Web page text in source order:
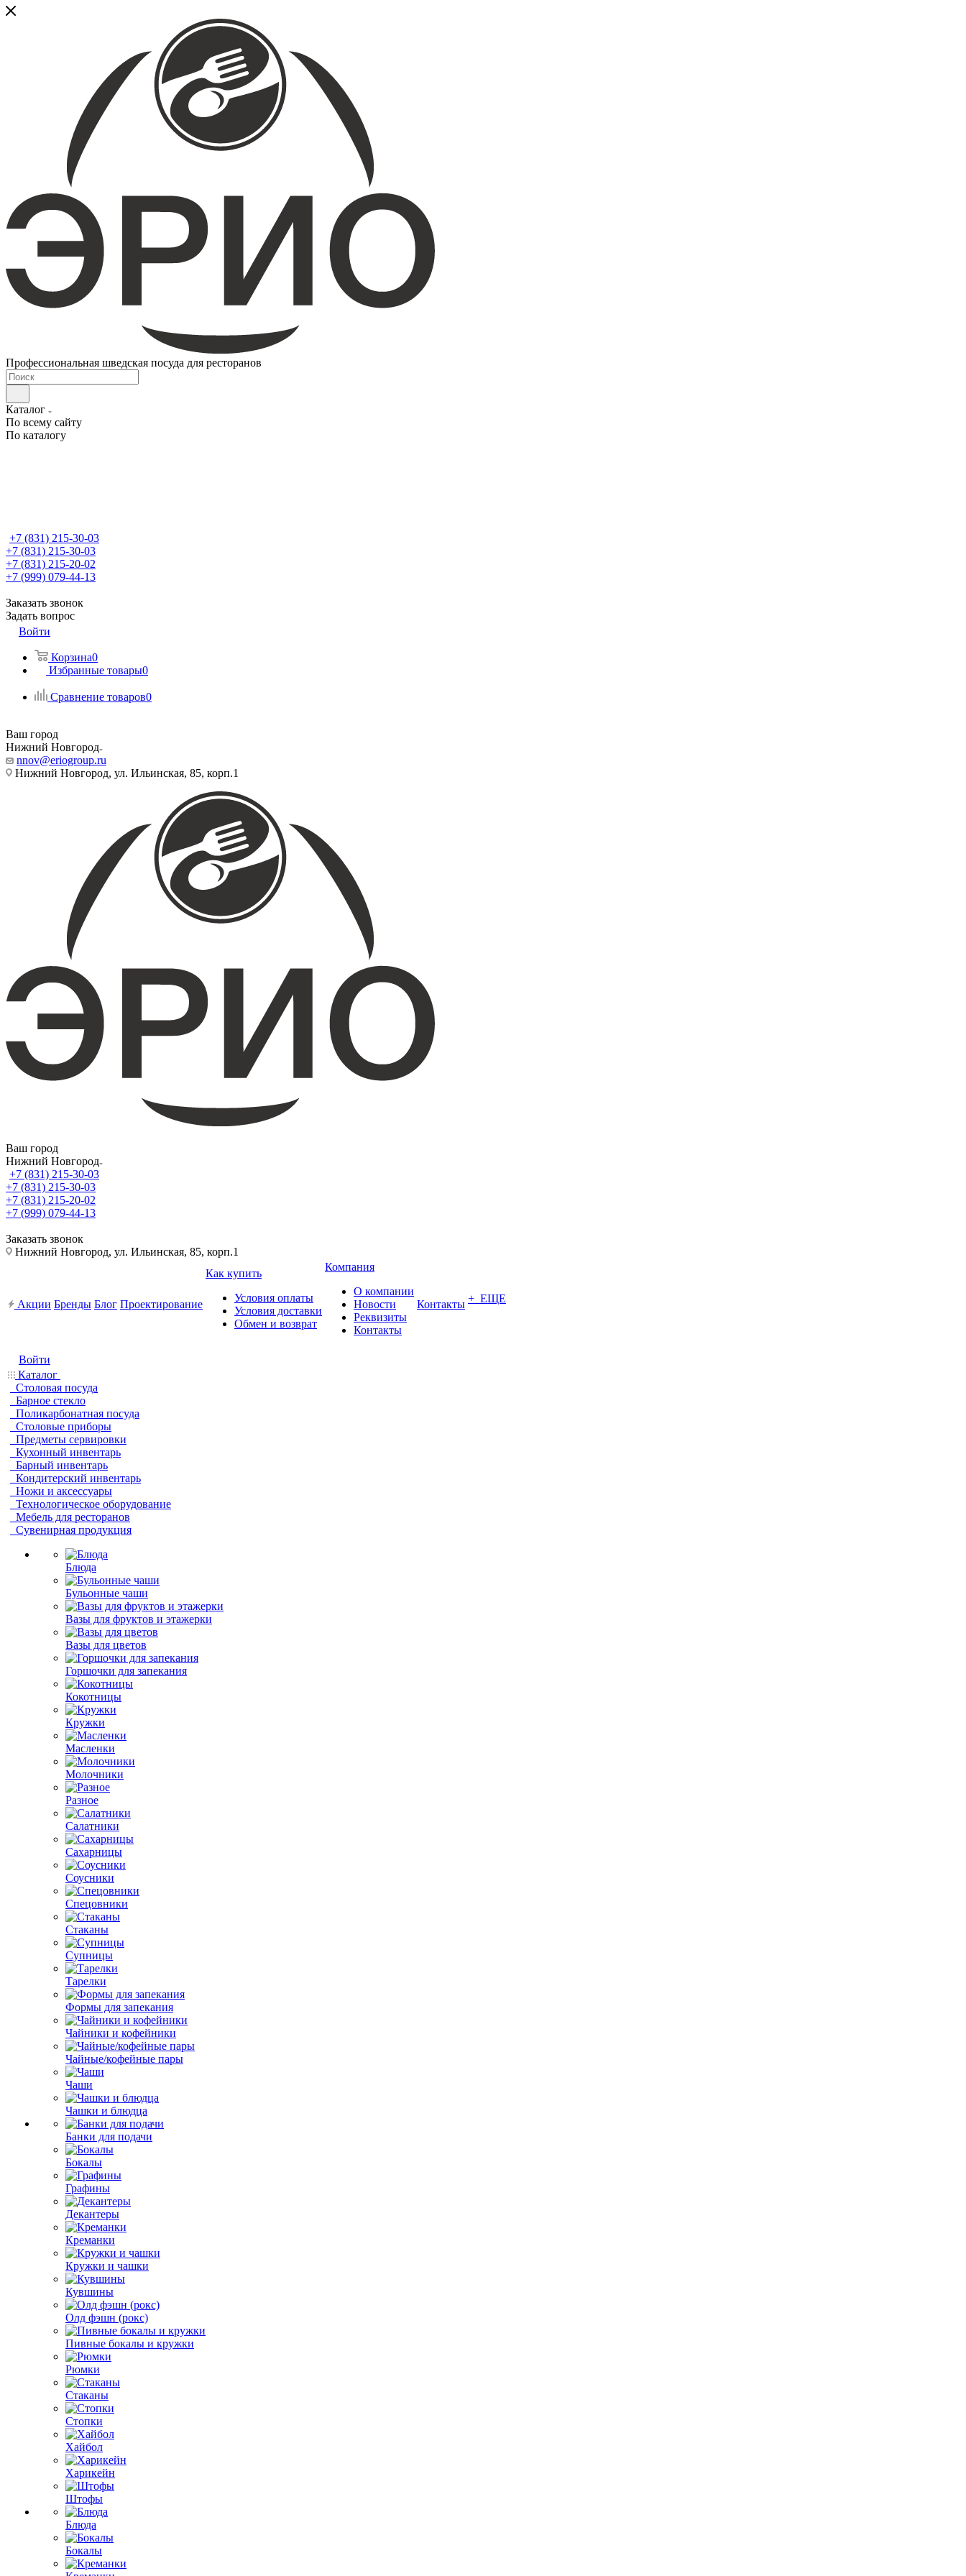
Профессиональная шведская посуда для ресторанов
Каталог
По всему сайту
По каталогу
+7 (831) 215-30-03
+7 (831) 215-30-03
+7 (831) 215-20-02
+7 (999) 079-44-13
Заказать звонок
Задать вопрос
Войти
Корзина0
Избранные товары0
Сравнение товаров0
Ваш город
Нижний Новгород
nnov@eriogroup.ru
Нижний Новгород, ул. Ильинская, 85, корп.1
Ваш город
Нижний Новгород
+7 (831) 215-30-03
+7 (831) 215-30-03
+7 (831) 215-20-02
+7 (999) 079-44-13
Заказать звонок
Нижний Новгород, ул. Ильинская, 85, корп.1
Акции Бренды Блог Проектирование
Как купить
Условия оплаты
Условия доставки
Обмен и возврат
Компания
О компании
Новости
Реквизиты
Контакты
Контакты + ЕЩЕ
Войти
Каталог
Столовая посуда
Барное стекло
Поликарбонатная посуда
Столовые приборы
Предметы сервировки
Кухонный инвентарь
Барный инвентарь
Кондитерский инвентарь
Ножи и аксессуары
Технологическое оборудование
Мебель для ресторанов
Сувенирная продукция
Блюда
Бульонные чаши
Вазы для фруктов и этажерки
Вазы для цветов
Горшочки для запекания
Кокотницы
Кружки
Масленки
Молочники
Разное
Салатники
Сахарницы
Соусники
Спецовники
Стаканы
Супницы
Тарелки
Формы для запекания
Чайники и кофейники
Чайные/кофейные пары
Чаши
Чашки и блюдца
Банки для подачи
Бокалы
Графины
Декантеры
Креманки
Кружки и чашки
Кувшины
Олд фэшн (рокс)
Пивные бокалы и кружки
Рюмки
Стаканы
Стопки
Хайбол
Харикейн
Штофы
Блюда
Бокалы